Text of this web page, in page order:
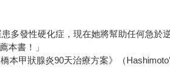
多發性硬化症，現在她將幫助任何急於
本書！」
甲狀腺炎90天治療方案》（